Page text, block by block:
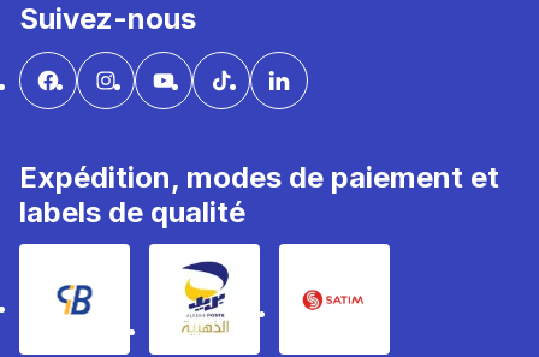
Suivez-nous
Expédition, modes de paiement et
labels de qualité